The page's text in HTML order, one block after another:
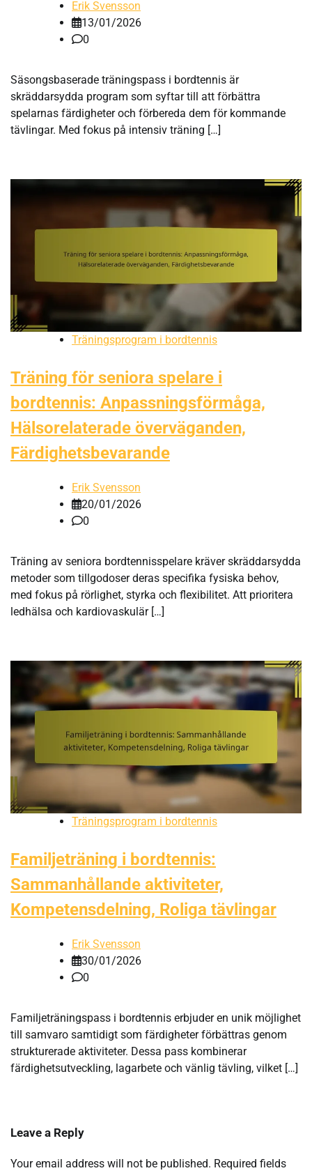
Erik Svensson
13/01/2026
0
Säsongsbaserade träningspass i bordtennis är
skräddarsydda program som syftar till att förbättra
spelarnas färdigheter och förbereda dem för kommande
tävlingar. Med fokus på intensiv träning […]
Träningsprogram i bordtennis
Träning för seniora spelare i
bordtennis: Anpassningsförmåga,
Hälsorelaterade överväganden,
Färdighetsbevarande
Erik Svensson
20/01/2026
0
Träning av seniora bordtennisspelare kräver skräddarsydda
metoder som tillgodoser deras specifika fysiska behov,
med fokus på rörlighet, styrka och flexibilitet. Att prioritera
ledhälsa och kardiovaskulär […]
Träningsprogram i bordtennis
Familjeträning i bordtennis:
Sammanhållande aktiviteter,
Kompetensdelning, Roliga tävlingar
Erik Svensson
30/01/2026
0
Familjeträningspass i bordtennis erbjuder en unik möjlighet
till samvaro samtidigt som färdigheter förbättras genom
strukturerade aktiviteter. Dessa pass kombinerar
färdighetsutveckling, lagarbete och vänlig tävling, vilket […]
Leave a Reply
Your email address will not be published. Required fields